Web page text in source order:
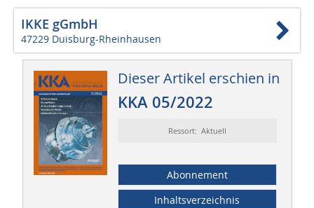
IKKE gGmbH
47229 Duisburg-Rheinhausen
Dieser Artikel erschien in
KKA 05/2022
Ressort: Aktuell
Abonnement
Inhaltsverzeichnis